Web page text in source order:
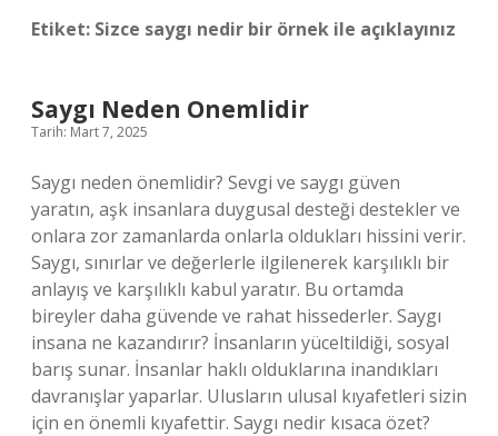
Etiket: Sizce saygı nedir bir örnek ile açıklayınız
Saygı Neden Onemlidir
Tarih: Mart 7, 2025
Saygı neden önemlidir? Sevgi ve saygı güven
yaratın, aşk insanlara duygusal desteği destekler ve
onlara zor zamanlarda onlarla oldukları hissini verir.
Saygı, sınırlar ve değerlerle ilgilenerek karşılıklı bir
anlayış ve karşılıklı kabul yaratır. Bu ortamda
bireyler daha güvende ve rahat hissederler. Saygı
insana ne kazandırır? İnsanların yüceltildiği, sosyal
barış sunar. İnsanlar haklı olduklarına inandıkları
davranışlar yaparlar. Ulusların ulusal kıyafetleri sizin
için en önemli kıyafettir. Saygı nedir kısaca özet?